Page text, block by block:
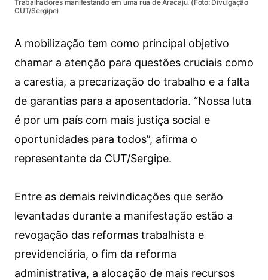
Trabalhadores manifestando em uma rua de Aracaju. (Foto: Divulgação
CUT/Sergipe)
A mobilização tem como principal objetivo
chamar a atenção para questões cruciais como
a carestia, a precarização do trabalho e a falta
de garantias para a aposentadoria. “Nossa luta
é por um país com mais justiça social e
oportunidades para todos”, afirma o
representante da CUT/Sergipe.
Entre as demais reivindicações que serão
levantadas durante a manifestação estão a
revogação das reformas trabalhista e
previdenciária, o fim da reforma
administrativa, a alocação de mais recursos